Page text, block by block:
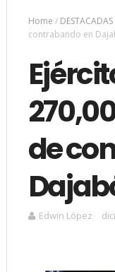
Home / DESTACADAS
contrabando en
de
Edwin López